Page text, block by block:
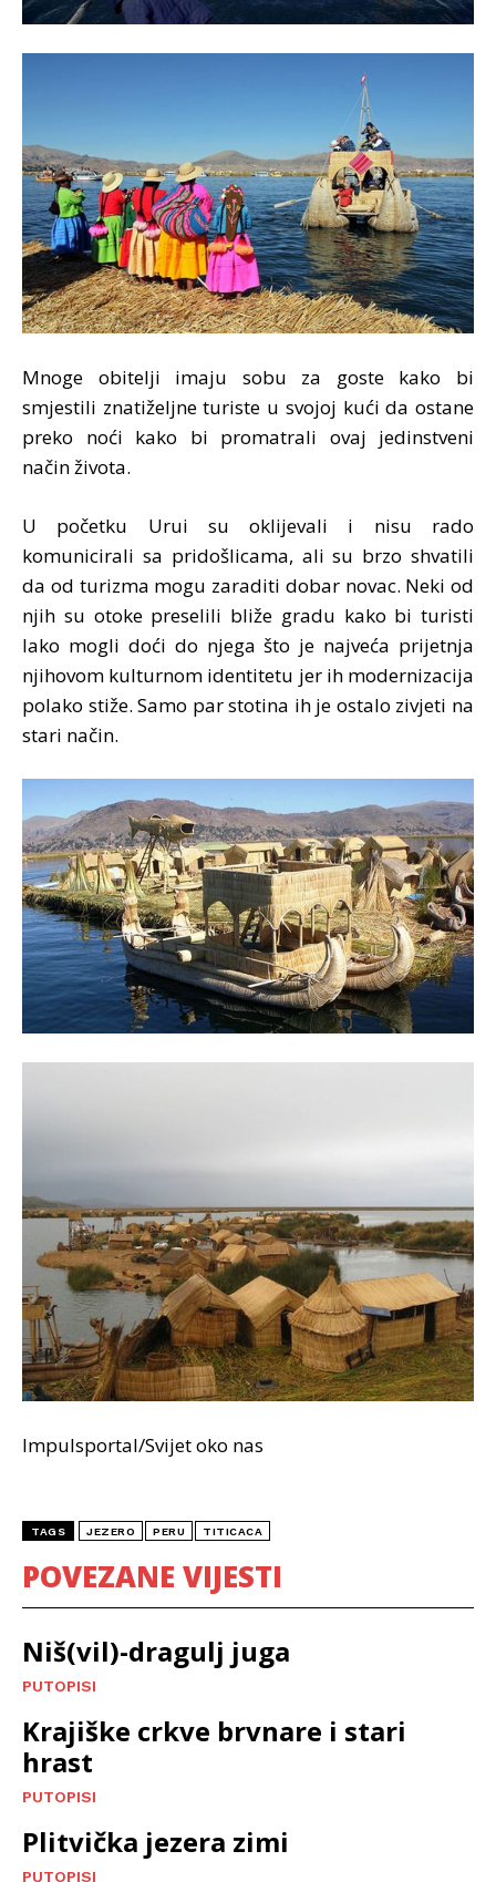
Mnoge obitelji imaju sobu za goste kako bi
smjestili znatiželjne turiste u svojoj kući da ostane
preko noći kako bi promatrali ovaj jedinstveni
način života.
U početku Urui su oklijevali i nisu rado
komunicirali sa pridošlicama, ali su brzo shvatili
da od turizma mogu zaraditi dobar novac. Neki od
njih su otoke preselili bliže gradu kako bi turisti
lako mogli doći do njega što je najveća prijetnja
njihovom kulturnom identitetu jer ih modernizacija
polako stiže. Samo par stotina ih je ostalo zivjeti na
stari način.
Impulsportal/Svijet oko nas
TAGS JEZERO PERU TITICACA
POVEZANE VIJESTI
Niš(vil)-dragulj juga
PUTOPISI
Krajiške crkve brvnare i stari
hrast
PUTOPISI
Plitvička jezera zimi
PUTOPISI